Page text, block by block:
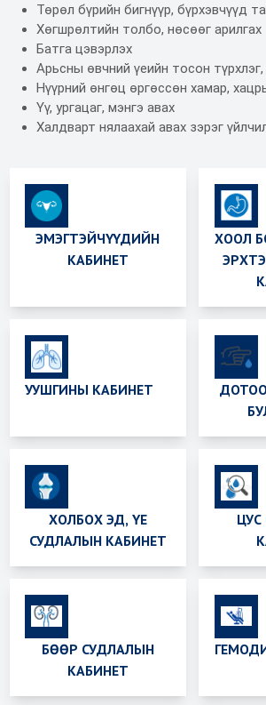
Төрөл бүрийн бигнүүр, бүрхэвчүүд
Хөгшрөлтийн толбо, нөсөөг арилгах
Батга цэвэрлэх
Арьсны өвчний үеийн тосон
Нүүрний өнгөц өргөссөн хамар,
Үү, ургацаг, мэнгэ авах
Халдварт нялаахай авах зэрэг
ЭМЭГТЭЙЧҮҮДИЙН
КАБИНЕТ
ХООЛ
УУШГИНЫ КАБИНЕТ
ХОЛБОХ ЭД, ҮЕ
СУДЛАЛЫН КАБИНЕТ
БӨӨР СУДЛАЛЫН
КАБИНЕТ